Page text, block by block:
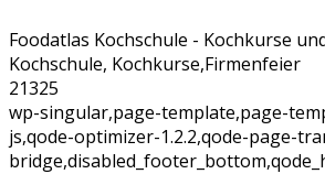
Foodatlas Kochschule - Kochkurse
Kochschule, Kochkurse,Firmenfeier
21325
wp-singular,page-template,page-
js,qode-optimizer-1.2.2,qode-page-